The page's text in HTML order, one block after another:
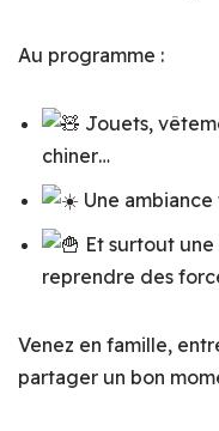
Au programme :
Jouets,
chiner…
Une
Et surtout
reprendre des
Venez en famille,
partager un bon